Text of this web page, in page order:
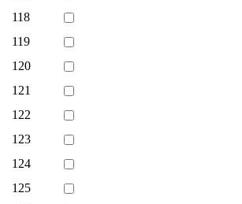
118
119
120
121
122
123
124
125